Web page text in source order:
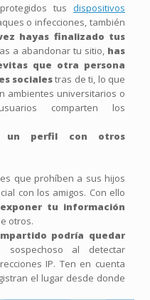
tus dispositivos
o infecciones, también
hayas finalizado tus
a abandonar tu sitio, has
que otra persona
socialestras de ti, lo que
ambientes universitarios o
comparten los
un perfil con otros
que prohíben a sus hijos
con los amigos. Con ello
tu información
otros.
podría quedar
sospechoso al detectar
IP. Ten en cuenta
el lugar desde donde